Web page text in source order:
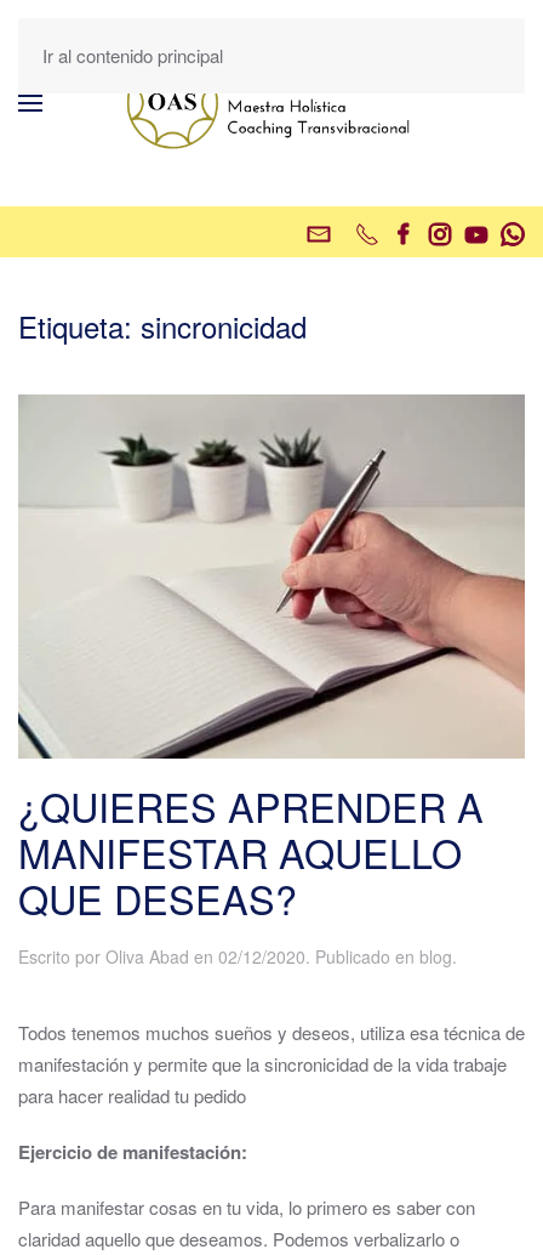
Ir al contenido principal
Etiqueta: sincronicidad
¿QUIERES APRENDER A
MANIFESTAR AQUELLO
QUE DESEAS?
Escrito por Oliva Abad en 02/12/2020. Publicado en blog.
Todos tenemos muchos sueños y deseos, utiliza esa técnica de
manifestación y permite que la sincronicidad de la vida trabaje
para hacer realidad tu pedido
Ejercicio de manifestación:
Para manifestar cosas en tu vida, lo primero es saber con
claridad aquello que deseamos. Podemos verbalizarlo o